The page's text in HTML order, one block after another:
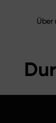
Über